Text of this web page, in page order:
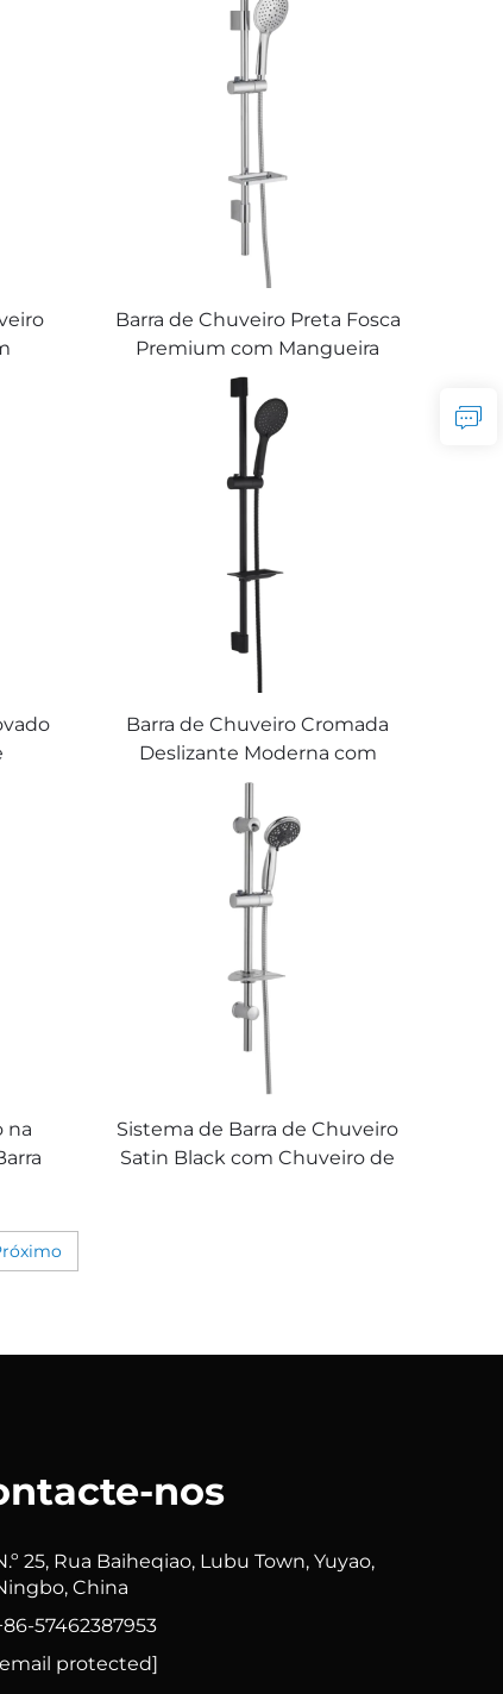
6
de
Chuveiro 1,5 m
de
Barra de Chuveiro Preta Fosca
Premium com Mangueira
Ergonômica de Mão
Deslizante Yuyao Bathbon
Barra de Chuveiro Cromada
Deslizante Moderna com
Acabamento Fosco Mangueira
Removível Yuyao Bathbon
na
Sistema de Barra de Chuveiro
Satin Black com Chuveiro de
nos
25, Rua Baiheqiao, Lubu Town, Yuyao,
China
57462387953
protected]